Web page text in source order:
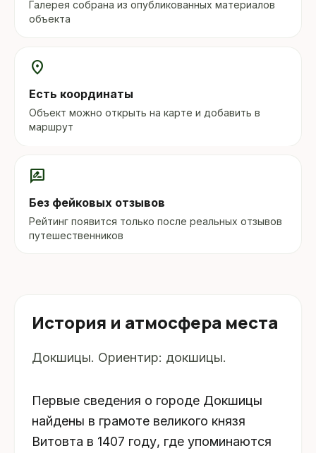
Галерея собрана из опубликованных материалов
объекта
location_on
Есть координаты
Объект можно открыть на карте и добавить в
маршрут
rate_review
Без фейковых отзывов
Рейтинг появится только после реальных отзывов
путешественников
История и атмосфера места
Докшицы. Ориентир: докшицы.
Первые сведения о городе Докшицы
найдены в грамоте великого князя
Витовта в 1407 году, где упоминаются